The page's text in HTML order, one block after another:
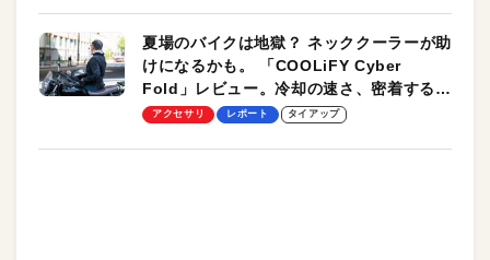
夏場のバイクは地獄？ ネッククーラーが助
けになるかも。 「COOLiFY Cyber
Fold」レビュー。冷却の速さ、密着する冷
却プレート、シンプルな操作性がグッド！
アクセサリ レポート タイアップ